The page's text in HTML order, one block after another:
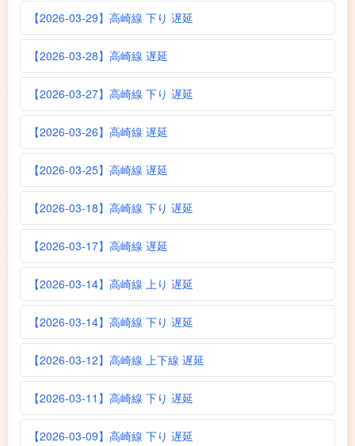
【2026-03-29】高崎線 下り 遅延
【2026-03-28】高崎線 遅延
【2026-03-27】高崎線 下り 遅延
【2026-03-26】高崎線 遅延
【2026-03-25】高崎線 遅延
【2026-03-18】高崎線 下り 遅延
【2026-03-17】高崎線 遅延
【2026-03-14】高崎線 上り 遅延
【2026-03-14】高崎線 下り 遅延
【2026-03-12】高崎線 上下線 遅延
【2026-03-11】高崎線 下り 遅延
【2026-03-09】高崎線 下り 遅延